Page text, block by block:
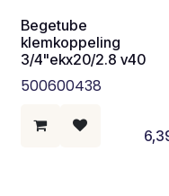
Begetube
klemkoppeling
3/4"ekx20/2.8 v40
500600438